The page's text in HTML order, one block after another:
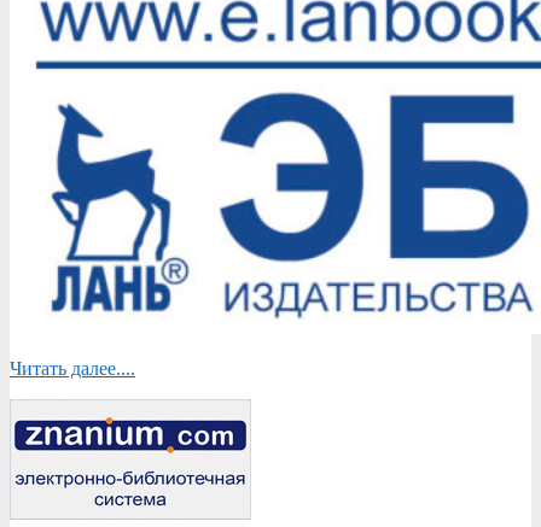
Читать далее....